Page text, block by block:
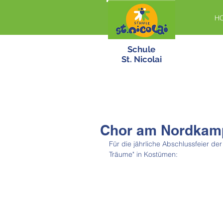
Schule
St. Nicolai
Chor am
Für die jährliche Abschlussfeier
Träume" in Kostümen: